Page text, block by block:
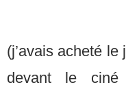
(j’avais acheté
devant le